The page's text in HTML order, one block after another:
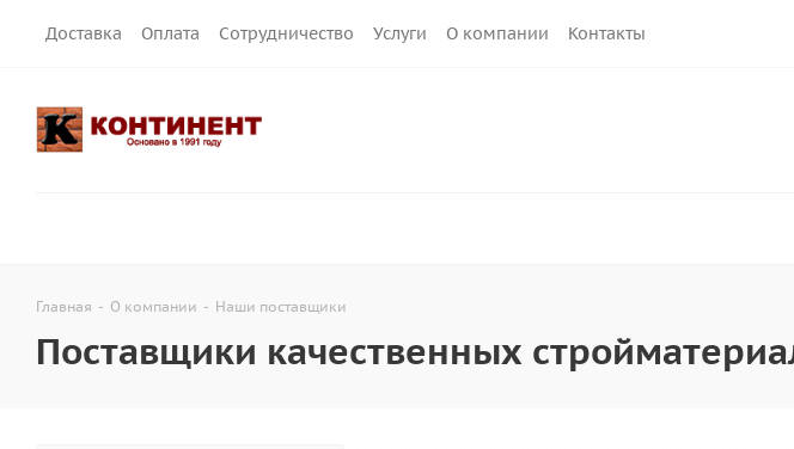
Доставка Оплата Сотрудничество Услуги О компании Контакты
Главная - О компании - Наши поставщики
Поставщики качественных